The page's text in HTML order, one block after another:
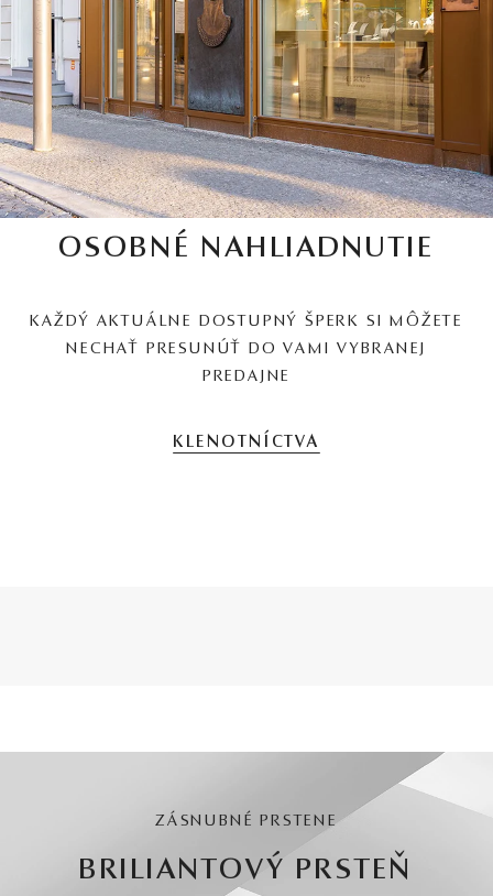
OSOBNÉ NAHLIADNUTIE
KAŽDÝ AKTUÁLNE DOSTUPNÝ ŠPERK SI MÔŽETE
NECHAŤ PRESUNÚŤ DO VAMI VYBRANEJ
PREDAJNE
KLENOTNÍCTVA
ZÁSNUBNÉ PRSTENE
BRILIANTOVÝ PRSTEŇ